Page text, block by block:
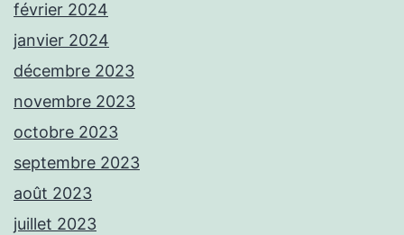
février 2024
janvier 2024
décembre 2023
novembre 2023
octobre 2023
septembre 2023
août 2023
juillet 2023